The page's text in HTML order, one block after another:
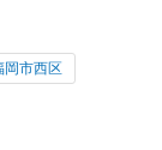
岡市西区